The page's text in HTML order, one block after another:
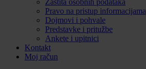
Zaštita osobnih podataka
Pravo na pristup informacijama
Dojmovi i pohvale
Predstavke i pritužbe
Ankete i upitnici
Kontakt
Moj račun